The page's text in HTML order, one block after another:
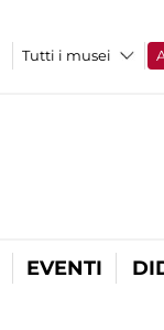
Tutti i musei
EVENTI